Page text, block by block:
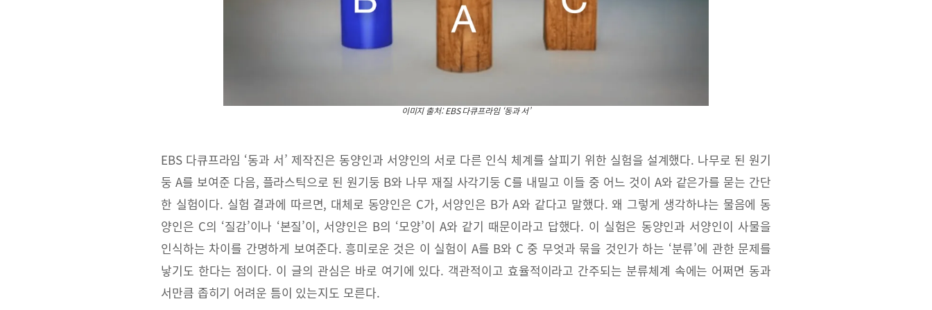
이미지 출처: EBS 다큐프라임 ‘동과 서’
EBS 다큐프라임 ‘동과 서’ 제작진은 동양인과 서양인의 서로 다른 인식 체계를 살피기 위한 실험을 설계했다. 나무로 된 원기
둥 A를 보여준 다음, 플라스틱으로 된 원기둥 B와 나무 재질 사각기둥 C를 내밀고 이들 중 어느 것이 A와 같은가를 묻는 간단
한 실험이다. 실험 결과에 따르면, 대체로 동양인은 C가, 서양인은 B가 A와 같다고 말했다. 왜 그렇게 생각하냐는 물음에 동
양인은 C의 ‘질감’이나 ‘본질’이, 서양인은 B의 ‘모양’이 A와 같기 때문이라고 답했다. 이 실험은 동양인과 서양인이 사물을
인식하는 차이를 간명하게 보여준다. 흥미로운 것은 이 실험이 A를 B와 C 중 무엇과 묶을 것인가 하는 ‘분류’에 관한 문제를
낳기도 한다는 점이다. 이 글의 관심은 바로 여기에 있다. 객관적이고 효율적이라고 간주되는 분류체계 속에는 어쩌면 동과
서만큼 좁히기 어려운 틈이 있는지도 모른다.